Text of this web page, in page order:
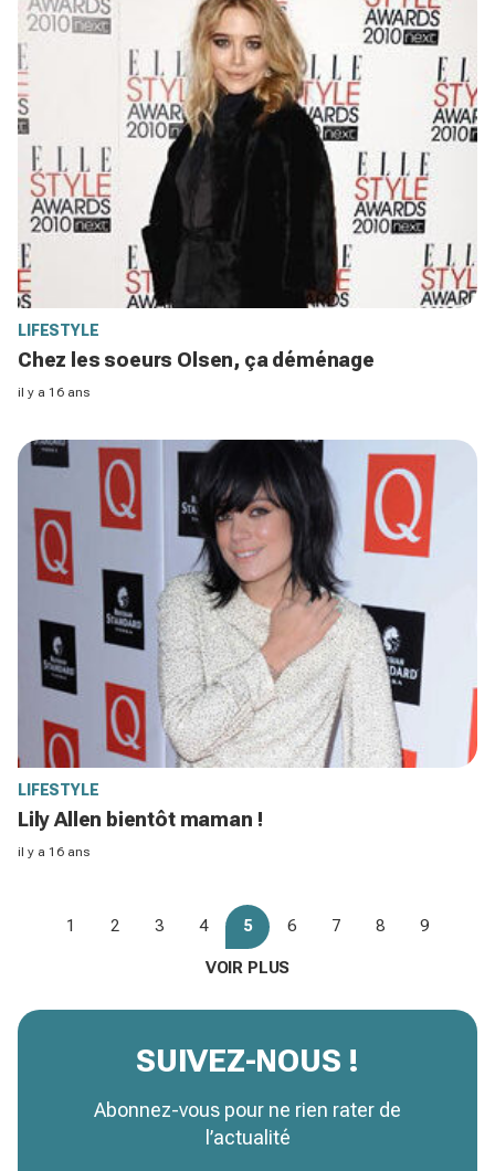
LIFESTYLE
Chez les soeurs Olsen, ça déménage
il y a 16 ans
LIFESTYLE
Lily Allen bientôt maman !
il y a 16 ans
1 2 3 4 5 6 7 8 9
VOIR PLUS
SUIVEZ-NOUS !
Abonnez-vous pour ne rien rater de
l’actualité